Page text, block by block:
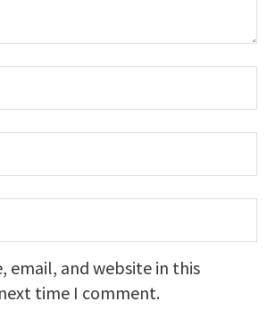
email, and website in this
time I comment.